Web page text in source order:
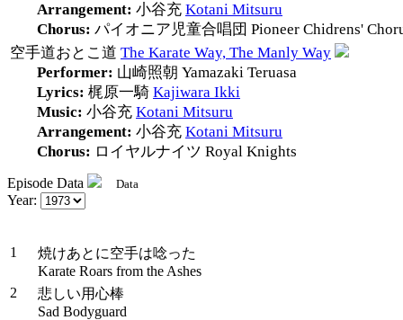
Arrangement: 小谷充 Kotani Mitsuru
Chorus: パイオニア児童合唱団 Pioneer Chidrens'
空手道おとこ道 The Karate Way, The Manly Way
Performer: 山崎照朝 Yamazaki Teruasa
Lyrics: 梶原一騎 Kajiwara Ikki
Music: 小谷充 Kotani Mitsuru
Arrangement: 小谷充 Kotani Mitsuru
Chorus: ロイヤルナイツ Royal Knights
Episode Data Data
Year:
1
焼けあとに空手は唸った
Karate Roars from the Ashes
2
悲しい用心棒
Sad Bodyguard